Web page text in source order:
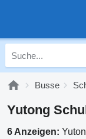
Busse
Yutong
6 Anzeigen: